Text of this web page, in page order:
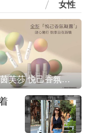
女性
IPSA茵芙莎 悦己香氛凝露上市